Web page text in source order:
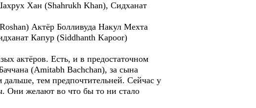
Хан (Shahrukh Khan), Сидханат
Актёр Болливуда Накул Мехта
Капур (Siddhanth Kapoor)
актёров. Есть, и в предостаточном
(Amitabh Bachchan), за сына
тем предпочтительней. Сейчас у
Они желают во что бы то ни стало